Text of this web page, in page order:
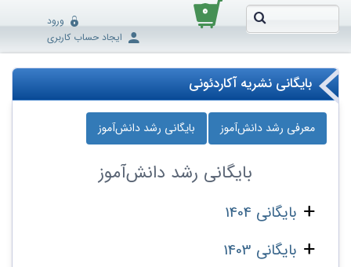
۰
ورود
ایجاد حساب کاربری
بایگانی نشریه آکاردئونی
معرفی رشد دانش‌آموز بایگانی رشد دانش‌آموز
بایگانی رشد دانش‌آموز
بایگانی 1404
بایگانی 1403